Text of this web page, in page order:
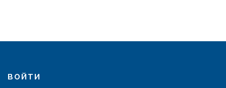
ВОЙТИ